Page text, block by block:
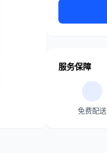
服务保障
免费配送